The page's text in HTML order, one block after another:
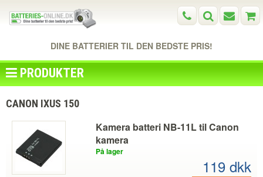
DINE BATTERIER TIL DEN BEDSTE PRIS!
PRODUKTER
CANON IXUS 150
Kamera batteri NB-11L til Canon
kamera
På lager
119 dkk